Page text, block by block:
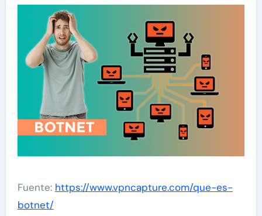
Fuente: https://www.vpncapture.com/que-es-
botnet/